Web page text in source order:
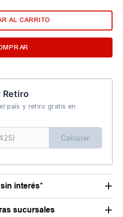
AL CARRITO
Retiro
país y retiro gratis en
Calcular
interés*
sucursales